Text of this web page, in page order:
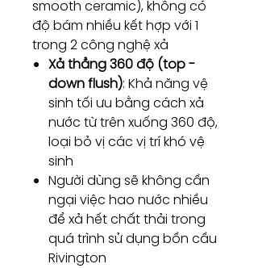
smooth ceramic), không có
độ bám nhiều kết hợp với 1
trong 2 công nghệ xả
Xả thẳng 360 độ (top -
down flush): Khả năng vệ
sinh tối ưu bằng cách xả
nước từ trên xuống 360 độ,
loại bỏ vị các vị trí khó vệ
sinh
Người dùng sẽ không cần
ngại việc hao nước nhiều
để xả hết chất thải trong
quá trình sử dụng bồn cầu
Rivington